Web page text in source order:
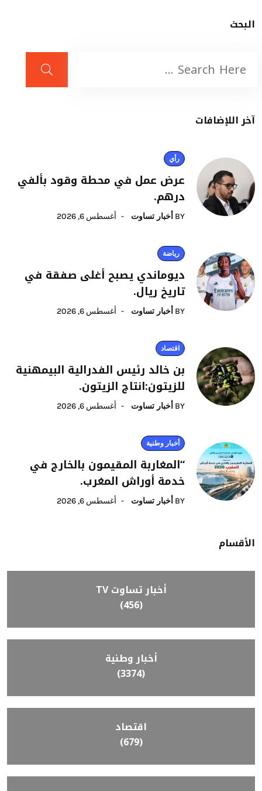
البحث
آخر اللإضافات
رأي
عرض عمل في محطة وقود بألفي
درهم.
BY أخبار تساوت أغسطس 6, 2026
رياضة
ديوماندي يصبح أغلى صفقة في
تاريخ ريال.
BY أخبار تساوت أغسطس 6, 2026
اقتصاد
بن خالد رئيس الفدرالية البيمهنية
للزيتون:انتاج الزيتون.
BY أخبار تساوت أغسطس 6, 2026
أخبار وطنية
“المغاربة المقيمون بالخارج في
خدمة أوراش المغرب.
BY أخبار تساوت أغسطس 6, 2026
الأقسام
أخبار تساوت TV
(456)
أخبار وطنية
(3374)
اقتصاد
(679)